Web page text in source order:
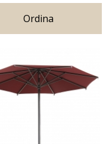
Ordina